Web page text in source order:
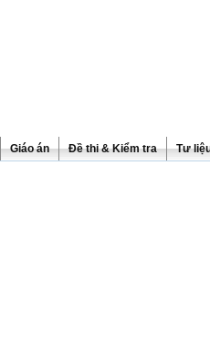
Giáo án Đề thi & Kiểm tra Tư